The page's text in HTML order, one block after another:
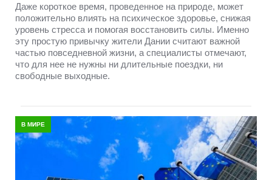
Даже короткое время, проведенное на природе, может
положительно влиять на психическое здоровье, снижая
уровень стресса и помогая восстановить силы. Именно
эту простую привычку жители Дании считают важной
частью повседневной жизни, а специалисты отмечают,
что для нее не нужны ни длительные поездки, ни
свободные выходные.
В МИРЕ